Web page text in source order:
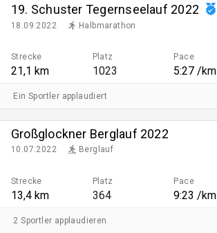
19. Schuster Tegernseelauf 2022
18.09.2022 Halbmarathon
Strecke
21,1 km
Platz
1023
Pace
5:27 /km
Ein Sportler applaudiert
Großglockner Berglauf 2022
10.07.2022 Berglauf
Strecke
13,4 km
Platz
364
Pace
9:23 /km
2 Sportler applaudieren